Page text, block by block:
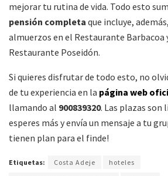
mejorar tu rutina de vida. Todo esto
pensión completa que incluye,
almuerzos en el Restaurante Barbacoa
Restaurante Poseidón.
Si quieres disfrutar de todo esto, no
de tu experiencia en la página web
llamando al 900839320. Las plazas son
esperes más y envía un mensaje a tu
tienen plan para el finde!
Etiquetas: Costa Adeje
hoteles